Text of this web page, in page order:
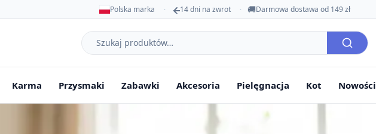
Polska marka 14 dni na zwrot 🚚Darmowa dostawa od 149 zł
Szukaj
produktów
Karma Przysmaki Zabawki Akcesoria Pielęgnacja Kot Nowości